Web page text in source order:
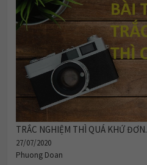
TRẮC NGHIỆM THÌ QUÁ KHỨ ĐƠN.
27/07/2020
Phuong Doan